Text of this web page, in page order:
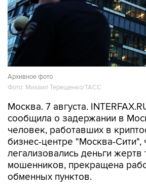
Архивное фото
Фото: Михаил Терещенко/ТАСС
Москва. 7 августа.
сообщила о задержании в
человек, работавших в
бизнес-центре "Москва-
легализовались деньги
мошенников, прекращена
обменных пунктов.